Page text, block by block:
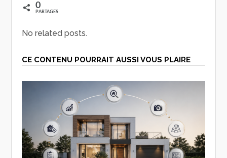
0
PARTAGES
No related posts.
CE CONTENU POURRAIT AUSSI VOUS PLAIRE